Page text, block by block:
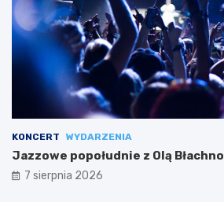
KONCERT WYDARZENIA
Jazzowe popołudnie z Olą Błachno
7 sierpnia 2026